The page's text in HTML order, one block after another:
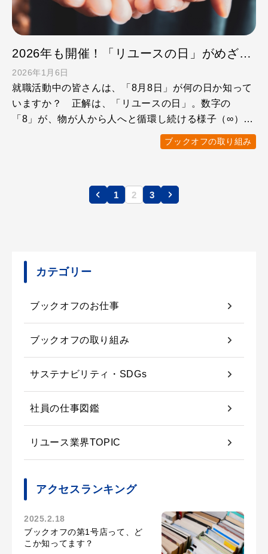
2026年も開催！「リユースの日」がめざすもの
2026年1月6日
就職活動中の皆さんは、「8月8日」が何の日か知って
いますか？ 正解は、「リユースの日」。数字の
「8」が、物が人から人へと循環し続ける様子（∞）を
ブックオフの取り組み
1 2 3
カテゴリー
ブックオフのお仕事
ブックオフの取り組み
サステナビリティ・SDGs
社員の仕事図鑑
リユース業界TOPIC
アクセスランキング
2025.2.18
ブックオフの第1号店って、ど
こか知ってます？